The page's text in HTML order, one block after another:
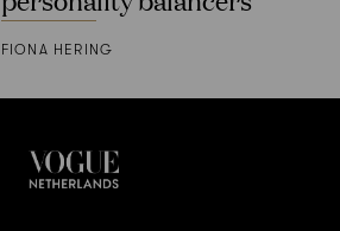
FIONA HERING